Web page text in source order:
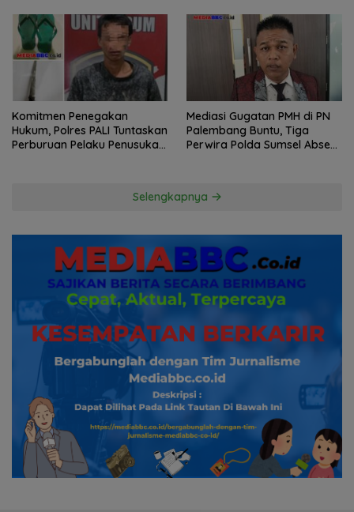
Komitmen Penegakan
Hukum, Polres PALI Tuntaskan
Perburuan Pelaku Penusukan
Mediasi Gugatan PMH di PN
Palembang Buntu, Tiga
Perwira Polda Sumsel Absen,
Selengkapnya